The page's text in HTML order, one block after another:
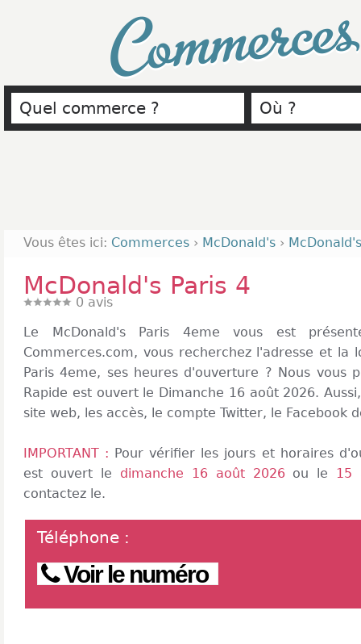
Vous êtes ici: Commerces › McDonald's ›
McDonald's Paris 4
0 avis
Le McDonald's Paris 4eme vous est
Commerces.com, vous recherchez l'adresse et la
Paris 4eme, ses heures d'ouverture ? Nous vous
Rapide est ouvert le Dimanche 16 août 2026.
site web, les accès, le compte Twitter, le Facebook
IMPORTANT : Pour vérifier les jours et horaires
est ouvert le dimanche 16 août 2026ou le 15
contactez le.
Téléphone :
Voir le numéro